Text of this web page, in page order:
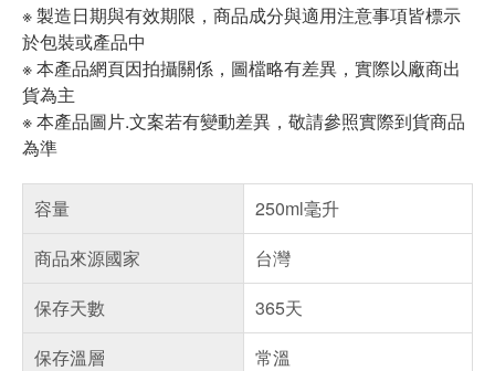
※ 製造日期與有效期限，商品成分與適用注意事項皆標示
於包裝或產品中
※ 本產品網頁因拍攝關係，圖檔略有差異，實際以廠商出
貨為主
※ 本產品圖片.文案若有變動差異，敬請參照實際到貨商品
為準
容量
250ml毫升
商品來源國家
台灣
保存天數
365天
保存溫層
常溫